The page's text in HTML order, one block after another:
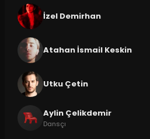
İzel Demirhan
Atahan İsmail Keskin
Utku Çetin
Aylin Çelikdemir
Dansçı